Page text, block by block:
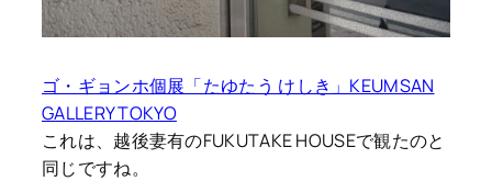
ゴ・ギョンホ個展「たゆたう けしき」KEUMSAN
GALLERY TOKYO
これは、越後妻有のFUKUTAKE HOUSEで観たのと
同じですね。